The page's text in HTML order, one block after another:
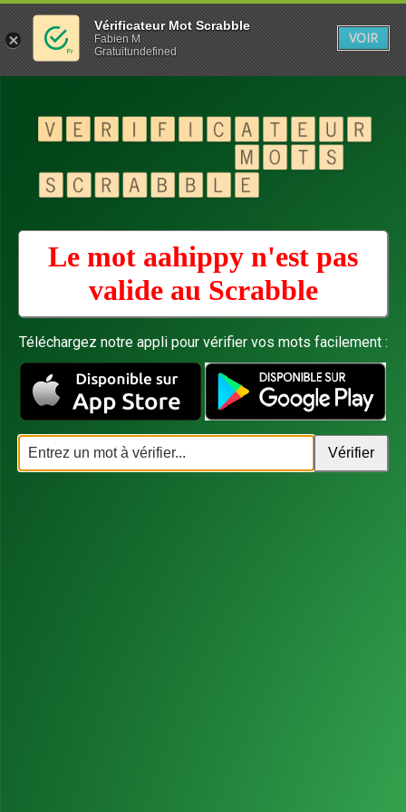
Le mot aahippy n'est pas
valide au Scrabble
Téléchargez notre appli pour vérifier vos mots facilement :
Vérificateur Mot Scrabble
Fabien M
Gratuitundefined
VOIR